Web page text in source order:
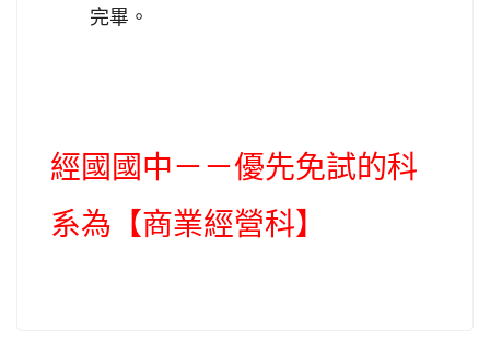
完畢。
經國國中－－優先免試的科
系為【商業經營科】